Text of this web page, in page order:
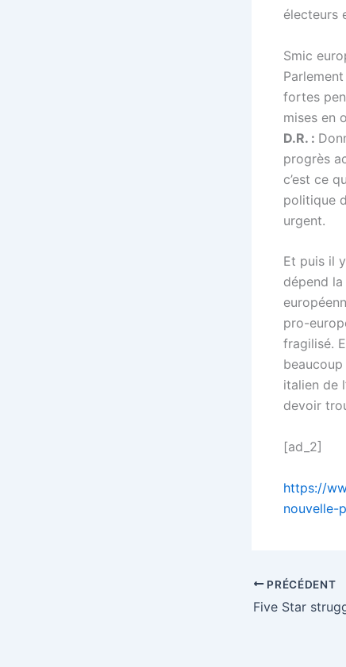
électeurs
Smic
fortes
mises en
D.R. :
progrès
c’est ce
politique
urgent.
Et puis il
dépend
pro-
fragilisé.
italien de
devoir
[ad_2]
https://
nouvelle-
PRÉCÉDENT